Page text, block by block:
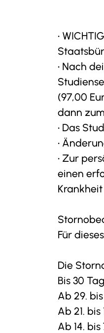
•
• Nach
(97,00
dann
• Das
•
• Zur
einen
Für
Die
Bis 30
Ab 29.
Ab 21.
Ab 14.